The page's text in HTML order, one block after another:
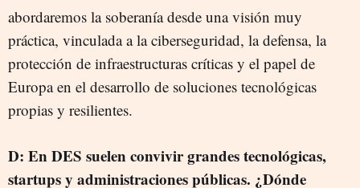
abordaremos la soberanía desde una visión muy
práctica, vinculada a la ciberseguridad, la defensa, la
protección de infraestructuras críticas y el papel de
Europa en el desarrollo de soluciones tecnológicas
propias y resilientes.
D: En DES suelen convivir grandes tecnológicas,
startups y administraciones públicas. ¿Dónde